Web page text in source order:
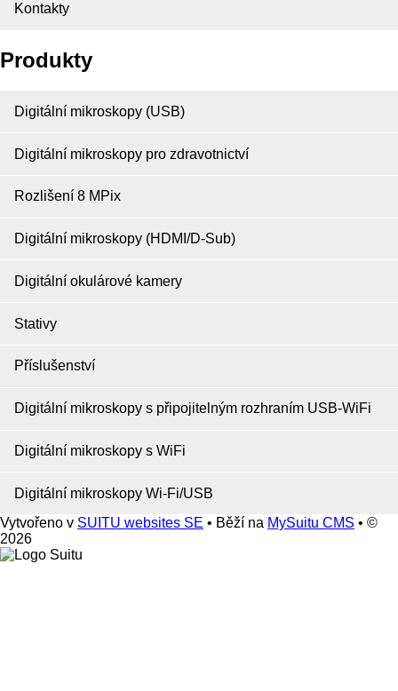
Kontakty
Produkty
Digitální mikroskopy (USB)
Digitální mikroskopy pro zdravotnictví
Rozlišení 8 MPix
Digitální mikroskopy (HDMI/D-Sub)
Digitální okulárové kamery
Stativy
Příslušenství
Digitální mikroskopy s připojitelným rozhraním USB-WiFi
Digitální mikroskopy s WiFi
Digitální mikroskopy Wi-Fi/USB
Vytvořeno v SUITU websites SE • Běží na MySuitu CMS • ©
2026